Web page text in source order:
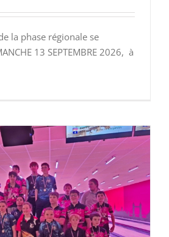
la phase régionale se
13 SEPTEMBRE 2026, à